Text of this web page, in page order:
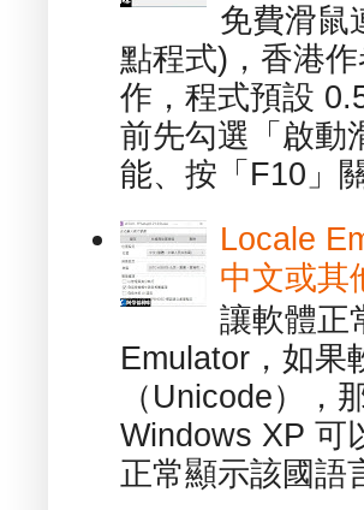
免費滑鼠
點程式)，香港
作，程式預設
前先勾選「啟動
能、按「F10」
Locale
中文或其
讓軟體正
Emulator，如果
（Unicode），
Windows XP 可
正常顯示該國語